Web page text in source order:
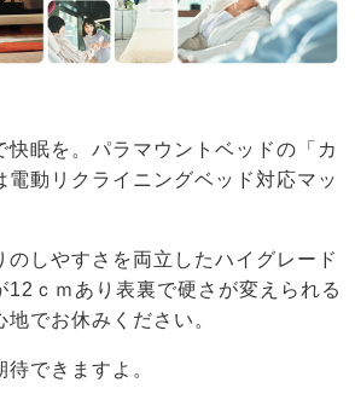
快眠を。パラマウントベッドの「カ
電動リクライニングベッド対応マッ
のしやすさを両立したハイグレード
12ｃｍあり表裏で硬さが変えられる
でお休みください。
できますよ。